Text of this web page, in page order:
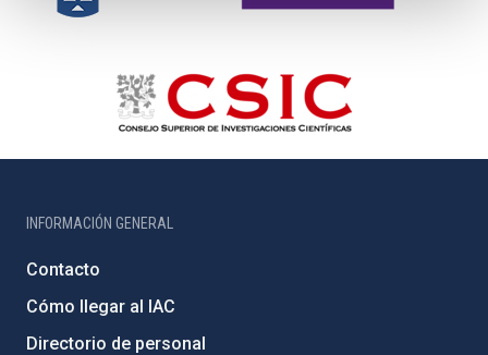
INFORMACIÓN GENERAL
Contacto
Cómo llegar al IAC
Directorio de personal